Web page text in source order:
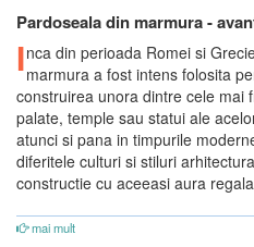
Pardoseala din marmura -
Inca din perioada Romei si
marmura a fost intens folosita
construirea unora dintre cele mai
palate, temple sau statui ale
atunci si pana in timpurile
diferitele culturi si stiluri
constructie cu aceeasi aura
mai mult